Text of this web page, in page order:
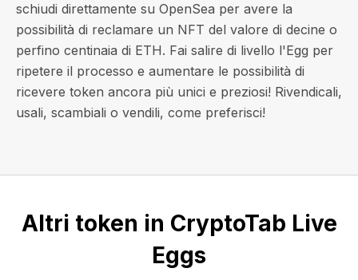
schiudi direttamente su OpenSea per avere la
possibilità di reclamare un NFT del valore di decine o
perfino centinaia di ETH. Fai salire di livello l'Egg per
ripetere il processo e aumentare le possibilità di
ricevere token ancora più unici e preziosi! Rivendicali,
usali, scambiali o vendili, come preferisci!
Altri token in CryptoTab Live
Eggs